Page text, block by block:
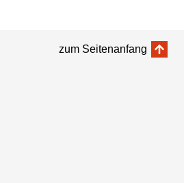
zum Seitenanfang